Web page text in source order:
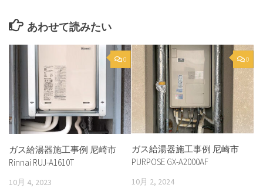
あわせて読みたい
0
ガス給湯器施工事例 尼崎市
Rinnai RUJ-A1610T
10月 4, 2023
0
ガス給湯器施工事例 尼崎市
PURPOSE GX-A2000AF
10月 2, 2024